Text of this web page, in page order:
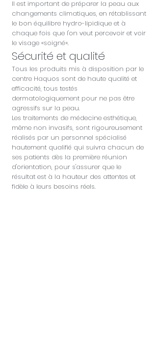
Il est important de préparer la peau aux
changements climatiques, en rétablissant
le bon équilibre hydro-lipidique et à
chaque fois que l'on veut percevoir et voir
le visage «soigné».
Sécurité et qualité
Tous les produits mis à disposition par le
centre Haquos sont de haute qualité et
efficacité, tous testés
dermatologiquement pour ne pas être
agressifs sur la peau.
Les traitements de médecine esthétique,
même non invasifs, sont rigoureusement
réalisés par un personnel spécialisé
hautement qualifié qui suivra chacun de
ses patients dès la première réunion
d'orientation, pour s'assurer que le
résultat est à la hauteur des attentes et
fidèle à leurs besoins réels.